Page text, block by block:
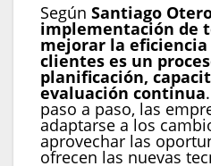
Según Santiago
implementación de
mejorar la
clientes es un
planificación,
evaluación continua
paso a paso, las
adaptarse a los
aprovechar las
ofrecen las nuevas